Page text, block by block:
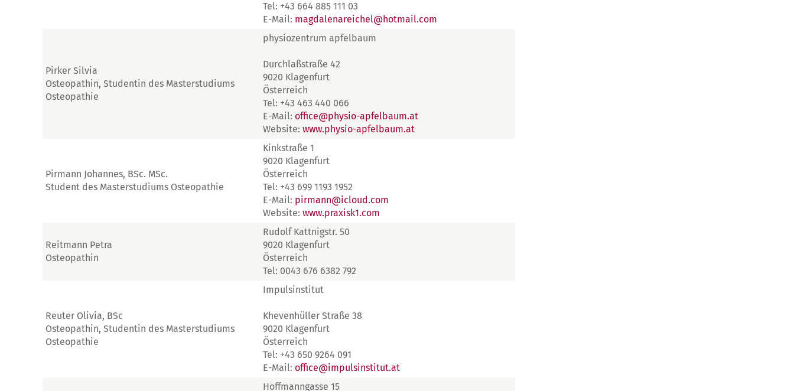
Tel: +43 664 885 111 03
E-Mail: magdalenareichel@hotmail.com
Pirker Silvia
Osteopathin, Studentin des Masterstudiums
Osteopathie
physiozentrum apfelbaum
Durchlaßstraße 42
9020 Klagenfurt
Österreich
Tel: +43 463 440 066
E-Mail: office@physio-apfelbaum.at
Website: www.physio-apfelbaum.at
Pirmann Johannes, BSc. MSc.
Student des Masterstudiums Osteopathie
Kinkstraße 1
9020 Klagenfurt
Österreich
Tel: +43 699 1193 1952
E-Mail: pirmann@icloud.com
Website: www.praxisk1.com
Reitmann Petra
Osteopathin
Rudolf Kattnigstr. 50
9020 Klagenfurt
Österreich
Tel: 0043 676 6382 792
Reuter Olivia, BSc
Osteopathin, Studentin des Masterstudiums
Osteopathie
Impulsinstitut
Khevenhüller Straße 38
9020 Klagenfurt
Österreich
Tel: +43 650 9264 091
E-Mail: office@impulsinstitut.at
Hoffmanngasse 15